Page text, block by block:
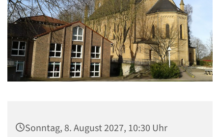
Sonntag, 8. August 2027, 10:30 Uhr